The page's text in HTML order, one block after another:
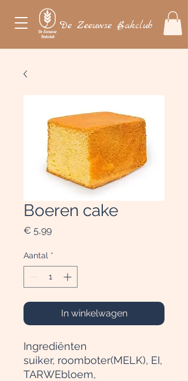
De Zeeuwse Bakclub
Boeren cake
€ 5,99Prijs
Aantal *
In winkelwagen
Ingrediënten
suiker, roomboter(MELK), EI,
TARWEbloem,